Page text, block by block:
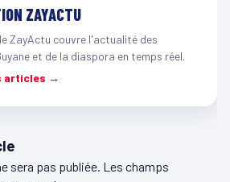
ZAYACTU
ZayActu couvre l'actualité des
et de la diaspora en temps réel.
articles →
sera pas publiée. Les champs